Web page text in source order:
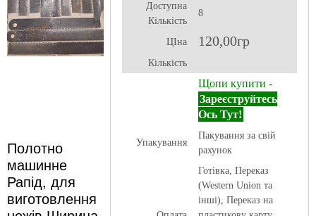
Полотно
машинне
Рапід, для
виготовлення
Доступна
Кількість
8
ЦІна 120,00гр
Кількість
Щопи купити -
Зареєструйтесь
Ось Тут!
Упакування
Пакування за свій
рахунок
Готівка, Переказ
(Western Union та
інші), Переказ на